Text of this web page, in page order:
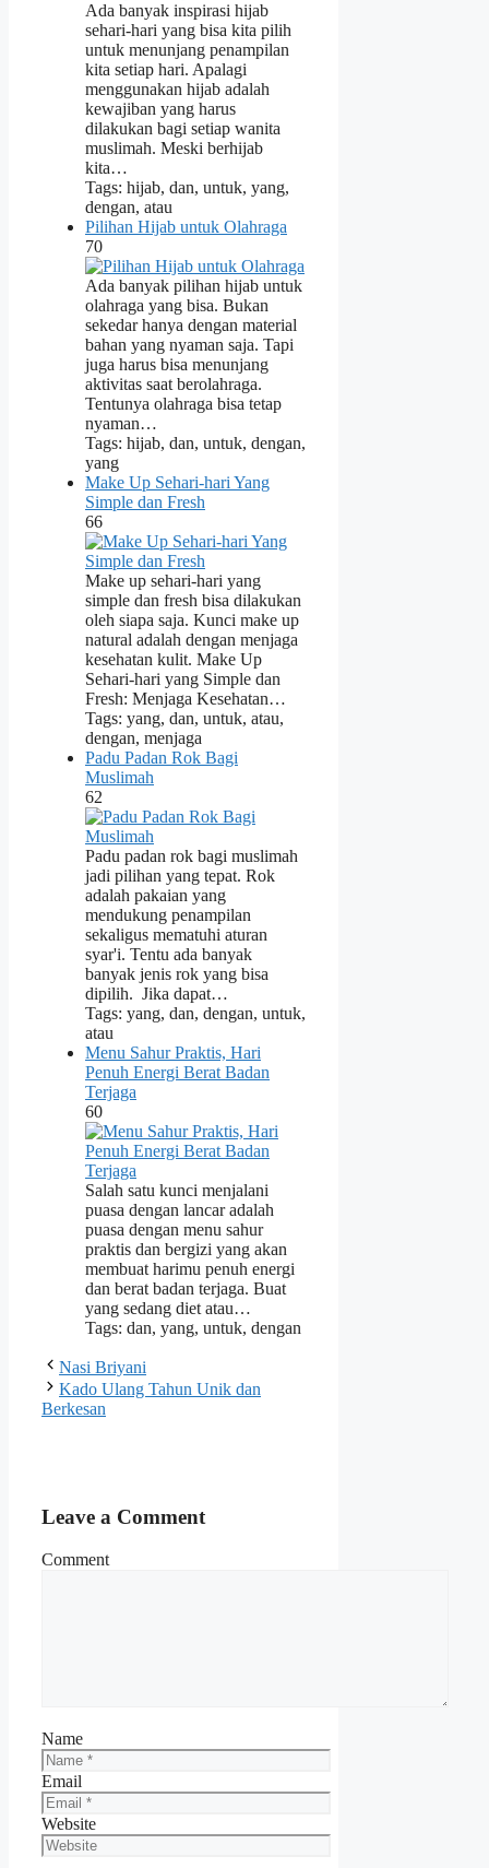
Ada banyak inspirasi hijab
sehari-hari yang bisa kita pilih
untuk menunjang penampilan
kita setiap hari. Apalagi
menggunakan hijab adalah
kewajiban yang harus
dilakukan bagi setiap wanita
muslimah. Meski berhijab
kita…
Tags: hijab, dan, untuk, yang,
dengan, atau
Pilihan Hijab untuk Olahraga
70
Ada banyak pilihan hijab untuk
olahraga yang bisa. Bukan
sekedar hanya dengan material
bahan yang nyaman saja. Tapi
juga harus bisa menunjang
aktivitas saat berolahraga.
Tentunya olahraga bisa tetap
nyaman…
Tags: hijab, dan, untuk, dengan,
yang
Make Up Sehari-hari Yang
Simple dan Fresh
66
Make up sehari-hari yang
simple dan fresh bisa dilakukan
oleh siapa saja. Kunci make up
natural adalah dengan menjaga
kesehatan kulit. Make Up
Sehari-hari yang Simple dan
Fresh: Menjaga Kesehatan…
Tags: yang, dan, untuk, atau,
dengan, menjaga
Padu Padan Rok Bagi
Muslimah
62
Padu padan rok bagi muslimah
jadi pilihan yang tepat. Rok
adalah pakaian yang
mendukung penampilan
sekaligus mematuhi aturan
syar'i. Tentu ada banyak
banyak jenis rok yang bisa
dipilih. Jika dapat…
Tags: yang, dan, dengan, untuk,
atau
Menu Sahur Praktis, Hari
Penuh Energi Berat Badan
Terjaga
60
Salah satu kunci menjalani
puasa dengan lancar adalah
puasa dengan menu sahur
praktis dan bergizi yang akan
membuat harimu penuh energi
dan berat badan terjaga. Buat
yang sedang diet atau…
Tags: dan, yang, untuk, dengan
Nasi Briyani
Kado Ulang Tahun Unik dan
Berkesan
Leave a Comment
Comment
Name
Email
Website